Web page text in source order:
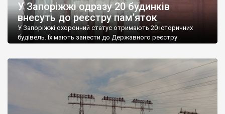
У Запоріжжі одразу 20 будинків
внесуть до реєстру пам’яток
У Запоріжжі охоронний статус отримають 20 історичних
будівель. Їх мають занести до Державного реєстру
культурної спадщини Оксана Вар’ян. Серед них – будинок №
71 по вулиці Гоголя. “Це, мабуть, єдина будівля з
дореволюційних часів, яка зберегла таку яскраву, […]